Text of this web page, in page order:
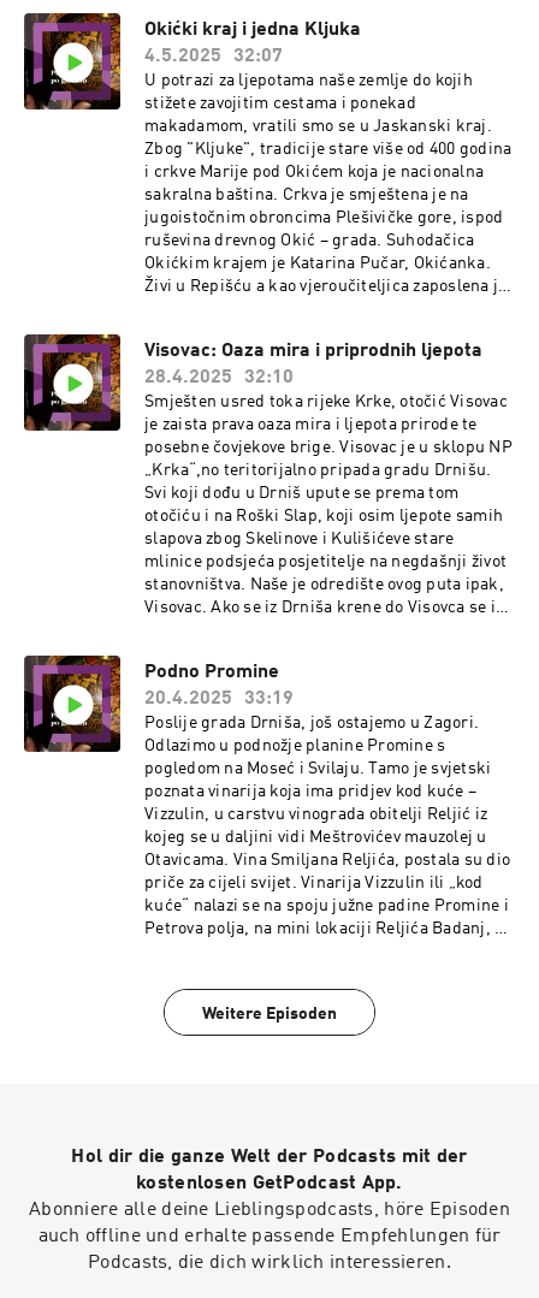
753. godine pr. Kr. osnovala braća Romul i Rem
koje je, bačene u košari niz rijeku Tiber,
pronašla i odgojila vučica. Upravo je zato
brončani spomenik vučice koja hrani blizance i
dan danas najpoznatiji simbol grada Rima. No,
753.godina pr. Kr. je rođendan toga grada ali on
je još stariji, kako kaže moj suhodač negdašnji
kolega novinar, urednik i komentator HTV,
isusovac Antun Trstenjak, pater Tonči. On je
dugo živo u Rimu, kao student je bio i turistički
vodič. Poznaje taj grad bolje nego Zagreb. Sve u
svemu s njim upoznajte i dodatno taj grad. U
Okićki kraj i jedna Kljuka
4.5.2025
32:07
U potrazi za ljepotama naše zemlje do kojih
stižete zavojitim cestama i ponekad
makadamom, vratili smo se u Jaskanski kraj.
Zbog "Kljuke", tradicije stare više od 400 godina
i crkve Marije pod Okićem koja je nacionalna
sakralna baština. Crkva je smještena je na
jugoistočnim obroncima Plešivičke gore, ispod
ruševina drevnog Okić – grada. Suhodačica
Okićkim krajem je Katarina Pučar, Okićanka.
Živi u Repišću a kao vjeroučiteljica zaposlena je
Ekosspiritus iz Samobora.
Visovac: Oaza mira i priprodnih ljepota
28.4.2025
32:10
Smješten usred toka rijeke Krke, otočić Visovac
je zaista prava oaza mira i ljepota prirode te
posebne čovjekove brige. Visovac je u sklopu NP
„Krka“,no teritorijalno pripada gradu Drnišu.
Svi koji dođu u Drniš upute se prema tom
otočiću i na Roški Slap, koji osim ljepote samih
slapova zbog Skelinove i Kulišićeve stare
mlinice podsjeća posjetitelje na negdašnji život
stanovništva. Naše je odredište ovog puta ipak,
Visovac. Ako se iz Drniša krene do Visovca se iz
Krka. Vožnja brodom je u takvim čarolijama
prirode, da minute ni ne brojite. Otok Visovac
spada u najvažnije prirodne i kulturne
vrijednosti Hrvatske. Na njemu se od 1445.
godine nalazi franjevački samostan Majke od
Milosti i crkva Gospe Visovačke.
Podno Promine
20.4.2025
33:19
Poslije grada Drniša, još ostajemo u Zagori.
Odlazimo u podnožje planine Promine s
pogledom na Moseć i Svilaju. Tamo je svjetski
poznata vinarija koja ima pridjev kod kuće –
Vizzulin, u carstvu vinograda obitelji Reljić iz
kojeg se u daljini vidi Meštrovićev mauzolej u
Otavicama. Vina Smiljana Reljića, postala su dio
priče za cijeli svijet. Vinarija Vizzulin ili „kod
kuće“ nalazi se na spoju južne padine Promine i
Petrova polja, na mini lokaciji Reljića Badanj, u
Weitere Episoden
Hol dir die ganze Welt der Podcasts mit der
kostenlosen GetPodcast App.
Abonniere alle deine Lieblingspodcasts, höre Episoden
auch offline und erhalte passende Empfehlungen für
Podcasts, die dich wirklich interessieren.